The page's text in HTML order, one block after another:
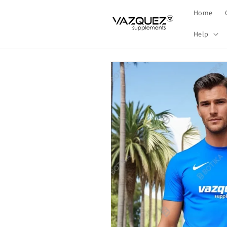
Home
Help
Ga direct naar
productinformatie